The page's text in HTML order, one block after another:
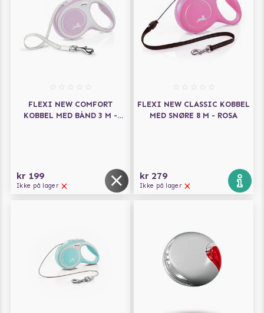
FLEXI NEW COMFORT
KOBBEL MED BÅND 3 M -
kr 199
Ikke på lager
FLEXI NEW CLASSIC KOBBEL
MED SNØRE 8 M - ROSA
kr 279
Ikke på lager